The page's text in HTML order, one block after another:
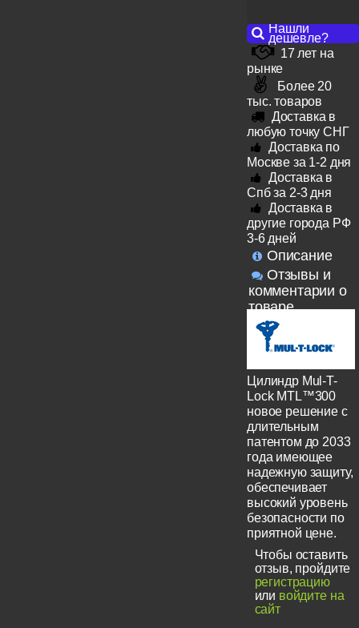
Нашли
дешевле?
17 лет на
рынке
Более 20
тыс. товаров
Доставка в
любую точку СНГ
Доставка по
Москве за 1-2 дня
Доставка в
Спб за 2-3 дня
Доставка в
другие города РФ
3-6 дней
Описание
Отзывы и
комментарии о
товаре
Цилиндр Mul-T-
Lock MTL™300
новое решение с
длительным
патентом до 2033
года имеющее
надежную защиту,
обеспечивает
высокий уровень
безопасности по
приятной цене.
Чтобы оставить
отзыв, пройдите
регистрацию
или войдите на
сайт